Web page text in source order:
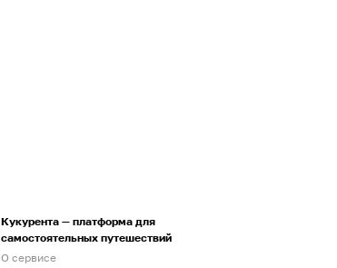
Кукурента — платформа для
самостоятельных путешествий
О сервисе